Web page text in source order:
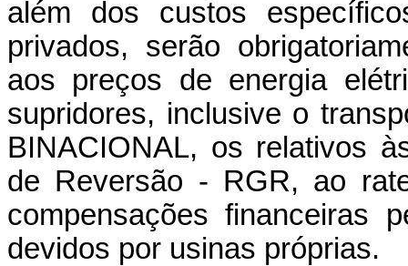
além dos custos
privados, serão
aos preços de energia
supridores, inclusive o
BINACIONAL, os relativos
de Reversão - RGR, ao
compensações financeiras
devidos por usinas próprias.